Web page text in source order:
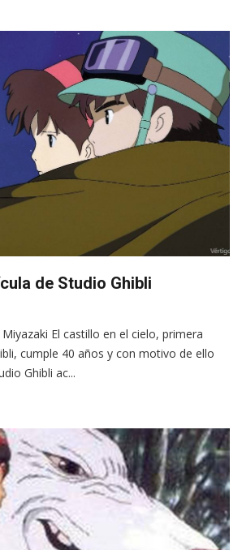
de Studio Ghibli
El castillo en el cielo, primera
cumple 40 años y con motivo de ello
Ghibli ac...